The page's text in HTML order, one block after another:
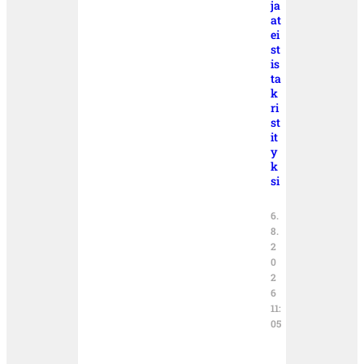
ja
at
ei
st
is
ta
k
ri
st
it
y
k
si
6.
8.
2
0
2
6
11:
05